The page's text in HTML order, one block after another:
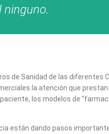
de Sanidad de las
la atención que
los modelos de
están dando pasos